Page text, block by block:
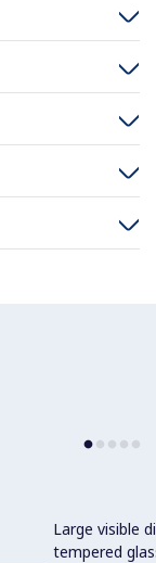
Large visible
tempered